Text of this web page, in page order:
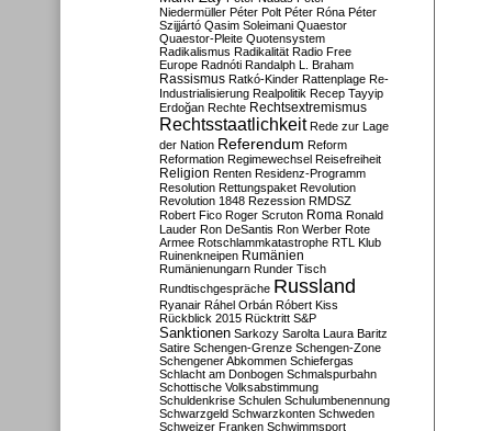
Niedermüller Péter Polt Péter Róna Péter
Szijjártó Qasim Soleimani Quaestor
Quaestor-Pleite Quotensystem
Radikalismus Radikalität Radio Free
Europe Radnóti Randalph L. Braham
Rassismus Ratkó-Kinder Rattenplage Re-
Industrialisierung Realpolitik Recep Tayyip
Erdoğan Rechte Rechtsextremismus
Rechtsstaatlichkeit Rede zur Lage
der Nation Referendum Reform
Reformation Regimewechsel Reisefreiheit
Religion Renten Residenz-Programm
Resolution Rettungspaket Revolution
Revolution 1848 Rezession RMDSZ
Robert Fico Roger Scruton Roma Ronald
Lauder Ron DeSantis Ron Werber Rote
Armee Rotschlammkatastrophe RTL Klub
Ruinenkneipen Rumänien
Rumänienungarn Runder Tisch
Rundtischgespräche Russland
Ryanair Ráhel Orbán Róbert Kiss
Rückblick 2015 Rücktritt S&P
Sanktionen Sarkozy Sarolta Laura Baritz
Satire Schengen-Grenze Schengen-Zone
Schengener Abkommen Schiefergas
Schlacht am Donbogen Schmalspurbahn
Schottische Volksabstimmung
Schuldenkrise Schulen Schulumbenennung
Schwarzgeld Schwarzkonten Schweden
Schweizer Franken Schwimmsport